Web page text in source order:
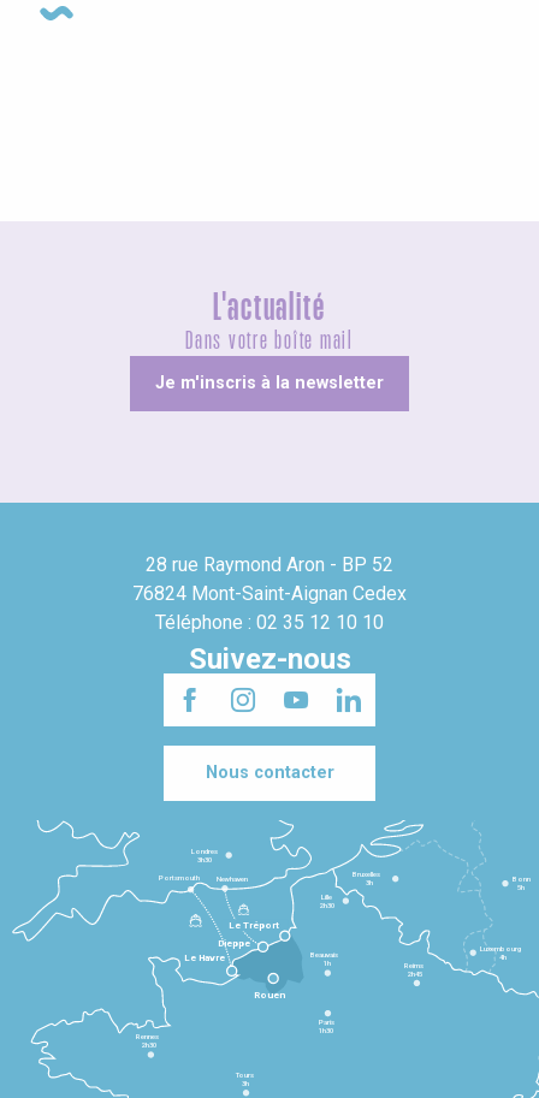
L'actualité
Dans votre boîte mail
Je m'inscris à la newsletter
28 rue Raymond Aron - BP 52
76824 Mont-Saint-Aignan Cedex
Téléphone : 02 35 12 10 10
Suivez-nous
Nous contacter
Le Havre
Dieppe
Le Tréport
Rennes
2h30
Tours
3h
Paris
1h30
Beauvais
1h
Reims
2h45
Lille
2h30
Bruxelles
3h
Londres
3h30
Newhaven
Portsmouth
Bonn
5h
Luxembourg
4h
Rouen